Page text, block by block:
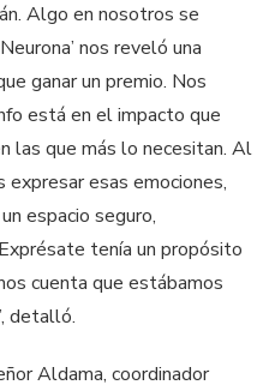
Algo en nosotros se
nos reveló una
ganar un premio. Nos
está en el impacto que
las que más lo necesitan. Al
expresar esas emociones,
espacio seguro,
tenía un propósito
cuenta que estábamos
detalló.
Aldama, coordinador